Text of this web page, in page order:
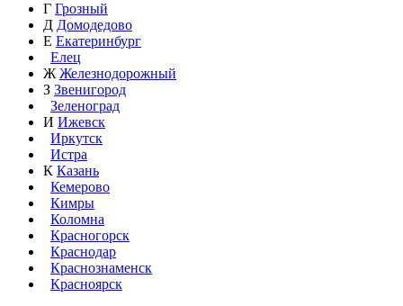
Г Грозный
Д Домодедово
Е Екатеринбург
Елец
Ж Железнодорожный
З Звенигород
Зеленоград
И Ижевск
Иркутск
Истра
К Казань
Кемерово
Кимры
Коломна
Красногорск
Краснодар
Краснознаменск
Красноярск